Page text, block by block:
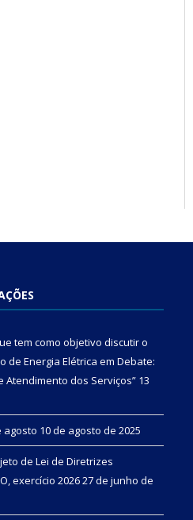
tem como objetivo discutir o
de Energia Elétrica em Debate:
Atendimento dos Serviços” 13
agosto 10 de agosto de 2025
de Lei de Diretrizes
exercício 202627 de junho de